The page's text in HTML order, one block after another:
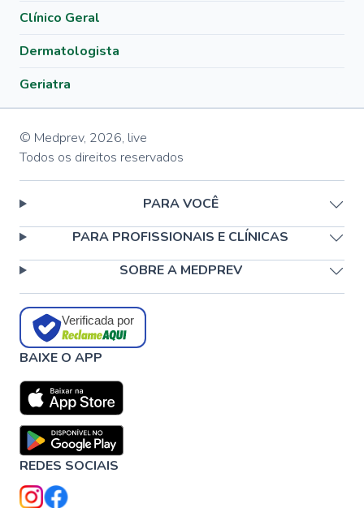
Clínico Geral
Dermatologista
Geriatra
© Medprev, 2026, live
Todos os direitos reservados
PARA VOCÊ
PARA PROFISSIONAIS E CLÍNICAS
SOBRE A MEDPREV
Verificada por
BAIXE O APP
REDES SOCIAIS